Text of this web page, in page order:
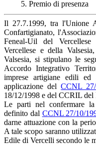
5. Premio di presenza
Il 27.7.1999, tra l'Unione
Confartigianato,
Feneal-Uil del
Vercellese e della
Valsesia, si stipulano le
Accordo Integrativo
imprese artigiane edili
applicazione delCCNL
18/12/1998 e del CCRIL del
Le parti nel confermare
definito dal CCNL 27/10/
darne attuazione con la
A tale scopo saranno
Edile di Vercelli secondo le